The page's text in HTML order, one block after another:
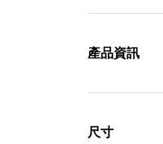
產品資訊
尺寸